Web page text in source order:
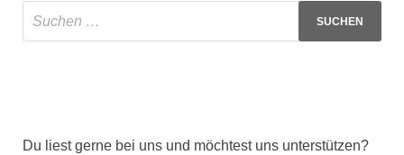
Du liest gerne bei uns und möchtest uns unterstützen?